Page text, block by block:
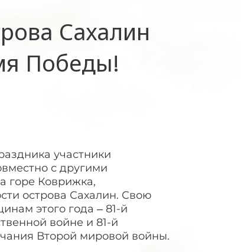
Сахалин
Победы!
участники
с другими
горе Коврижка,
острова Сахалин. Свою
этого года – 81-й
войне и 81-й
Второй мировой войны.